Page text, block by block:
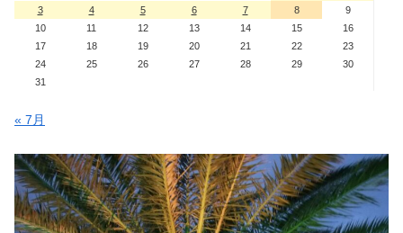
3
4 5 6 7 8
9
10
11 12 13 14 15
16
17
18 19 20 21 22
23
24
25 26 27 28 29
30
31
« 7月